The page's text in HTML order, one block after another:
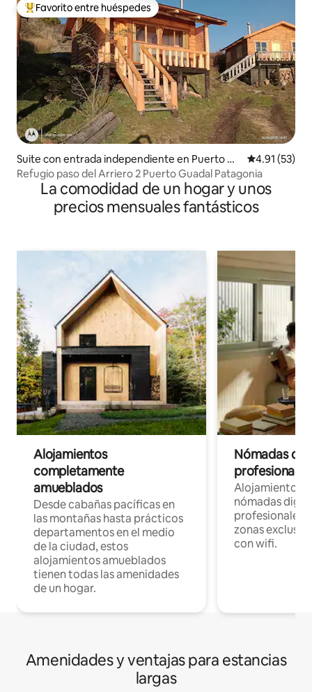
De los mejores en Favorito entre huéspedes
Favorito entre huéspedes
Suite con entrada independiente en Puerto Gu
adal
Calificación
4.91 (53)
Refugio paso del Arriero 2 Puerto Guadal Patagonia
La comodidad de un hogar y unos
precios mensuales fantásticos
Alojamientos
completamente
amueblados
Desde cabañas pacíficas en
las montañas hasta prácticos
departamentos en el medio
de la ciudad, estos
alojamientos amueblados
tienen todas las amenidades
de un hogar.
Nómadas
Alojamientos
nómadas
profesionales
zonas
con wifi.
Amenidades y ventajas para estancias
largas